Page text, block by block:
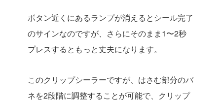
ボタン近くにあるランプが消えるとシール完了
のサインなのですが、さらにそのまま1〜2秒
プレスするともっと丈夫になります。
このクリップシーラーですが、はさむ部分のバ
ネを2段階に調整することが可能で、クリップ